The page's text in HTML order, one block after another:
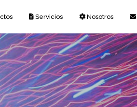
Servicios Nosotros